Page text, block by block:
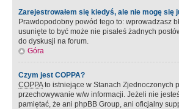
Zarejestrowałem się kiedyś, ale nie mogę się
Prawdopodobny powód tego to: wprowadzasz
usunięte to być może nie pisałeś żadnych
do dyskusji na forum.
Góra
Czym jest COPPA?
COPPAto istniejące w Stanach Zjednoczonych
przechowywanie w/w informacji. Jeżeli nie
pamiętać, że ani phpBB Group, ani oficjalny